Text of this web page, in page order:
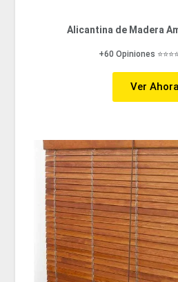
Alicantina de Madera
+60 Opiniones
Ver Ahora